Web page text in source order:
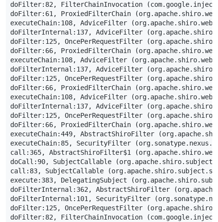
doFilter: 82, FilterChainInvocation (com. google. inject
doFilter: 61, ProxiedFilterChain (org. apache. shiro.web
executeChain: 108, AdviceFilter (org. apache. shiro.web
doFilterInternal: 137, AdviceFilter (org. apache. shiro
doFilter: 125, OncePerRequestFilter (org. apache. shiro
doFilter: 66, ProxiedFilterChain (org. apache. shiro.web
executeChain: 108, AdviceFilter (org. apache. shiro.web
doFilterInternal: 137, AdviceFilter (org. apache. shiro
doFilter: 125, OncePerRequestFilter (org. apache. shiro
doFilter: 66, ProxiedFilterChain (org. apache. shiro.web
executeChain: 108, AdviceFilter (org. apache. shiro.web
doFilterInternal: 137, AdviceFilter (org. apache. shiro
doFilter: 125, OncePerRequestFilter (org. apache. shiro
doFilter: 66, ProxiedFilterChain (org. apache. shiro.web
executeChain:449, AbstractShiroFilter (org. apache.
executeChain: 85, SecurityFilter (org. sonatype. nexus .
call: 365, AbstractShiroFilter$1 (org. apache. shiro.web
doCall: 90, SubjectCallable (org. apache. shiro. subject
call: 83, SubjectCallable (org. apache. shiro. subject .
execute: 383, DelegatingSubject (org. apache. shiro.
doFilterInternal: 362, AbstractShiroFilter (org. apache
doFilterInternal: 101, SecurityFilter (org. sonatype.
doFilter: 125, OncePerRequestFilter (org. apache. shiro
doFilter: 82, FilterChainInvocation (com. google. inject